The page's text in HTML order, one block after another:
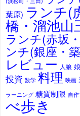
葉原) ランチ(
橋・溜池山
ランチ(赤坂
ンチ(銀座・
レビュー 人狼
投資 数学 料理 映画
ラーニング 糖質制限 自
べ歩き